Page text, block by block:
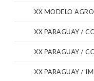
XX MODELO AGRO
XX PARAGUAY /
XX PARAGUAY /
XX PARAGUAY /